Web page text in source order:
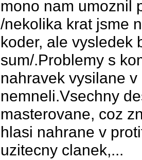
mono nam umoznil
/nekolika krat jsme
koder, ale vysledek
sum/.Problemy s
nahravek vysilane
nemneli.Vsechny
masterovane, coz
hlasi nahrane v
uzitecny clanek,...